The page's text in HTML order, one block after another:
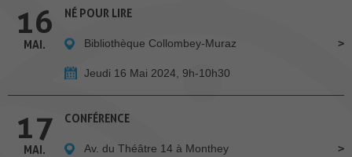
16
MAI.
NÉ POUR LIRE
Bibliothèque Collombey-Muraz
Jeudi 16 Mai 2024, 9h-10h30
17
MAI.
CONFÉRENCE
Av. du Théâtre 14 à Monthey